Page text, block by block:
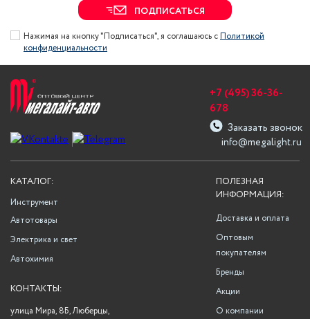
ПОДПИСАТЬСЯ
Нажимая на кнопку "Подписаться", я соглашаюсь сПолитикой
конфиденциальности
info@megalight.ru
+7 (495) 36-36-
678
Заказать звонок
ПОЛЕЗНАЯ
ИНФОРМАЦИЯ:
Доставка и оплата
Оптовым
покупателям
Бренды
Акции
О компании
КАТАЛОГ:
Инструмент
Автотовары
Электрика и свет
Автохимия
КОНТАКТЫ:
улица Мира, 8Б, Люберцы,